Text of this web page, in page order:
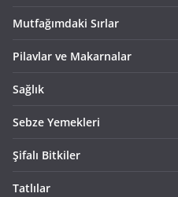
Mutfağımdaki Sırlar
Pilavlar ve Makarnalar
Sağlık
Sebze Yemekleri
Şifalı Bitkiler
Tatlılar